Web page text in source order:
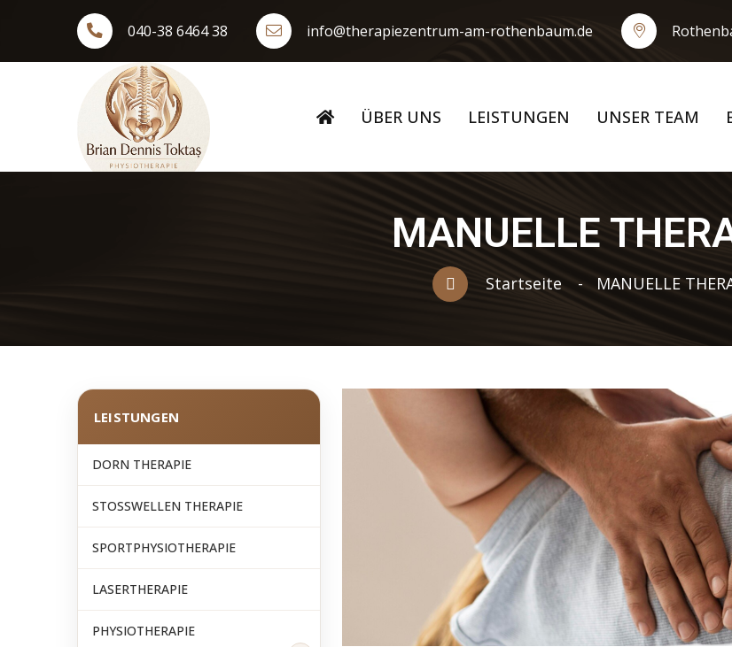
040-38 6464 38 info@therapiezentrum-am-rothenbaum.de
ÜBER UNS LEISTUNGEN UNSER TEAM
MANUELLE
Startseite MANUELLE
LEISTUNGEN
DORN THERAPIE
STOSSWELLEN THERAPIE
SPORTPHYSIOTHERAPIE
LASERTHERAPIE
PHYSIOTHERAPIE